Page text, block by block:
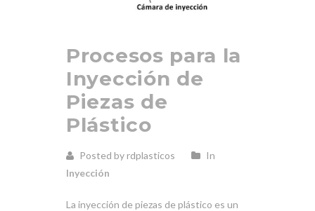
Procesos para la
Inyección de
Piezas de
Plástico
Posted by rdplasticos
In
Inyección
La inyección de piezas de plástico es un